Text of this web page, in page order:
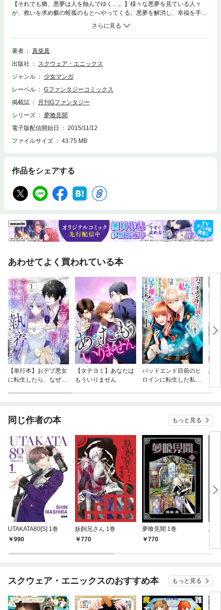
【それでも猶、悪夢は人を蝕んでゆく…。】様々な悪夢を見ている人々
が、救いを求め貘の蛭孤のもとへやってくる。悪夢を解消し、幸福を手に
入れる者もあれば、その逆も然り…。今宵の依頼人の運命はいかに!? (C)
著者
真柴真
出版社
スクウェア・エニックス
ジャンル
少女マンガ
レーベル
Gファンタジーコミックス
掲載誌
月刊Gファンタジー
シリーズ
夢喰見聞
電子版配信開始日
2015/11/12
ファイルサイズ
43.75 MB
作品をシェアする
あわせてよく買われている本
【単行本】おデブ悪女
に転生したら、なぜか
【タテヨミ】あなたは
もういりません
バッドエンド目前のヒ
ロインに転生した私、
結
同じ作者の本 もっと見る
UTAKATA80[S] 1巻
990
妖飼兄さん 1巻
770
夢喰見聞 1巻
770
鳥
スクウェア・エニックスのおすすめ本 もっと見る